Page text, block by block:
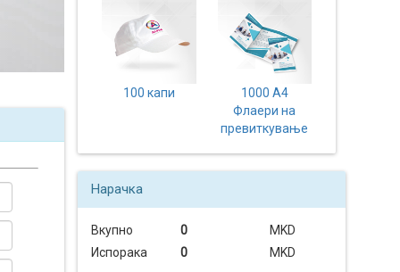
100 капи
1000 A4
Флаери на
превиткување
Нарачка
Вкупно 0
MKD
Испорака
0 MKD